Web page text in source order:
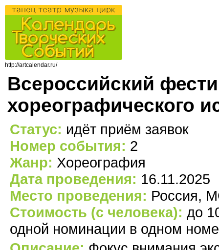
http://artcalendar.ru/
Всероссийский
хореографического
Статус: идёт приём заявок
Номер события: 2
Жанр: Хореография
Дата проведения: 16.11.2025
Место проведения: Россия,
Стоимость (с человека): до
одной номинации в одном